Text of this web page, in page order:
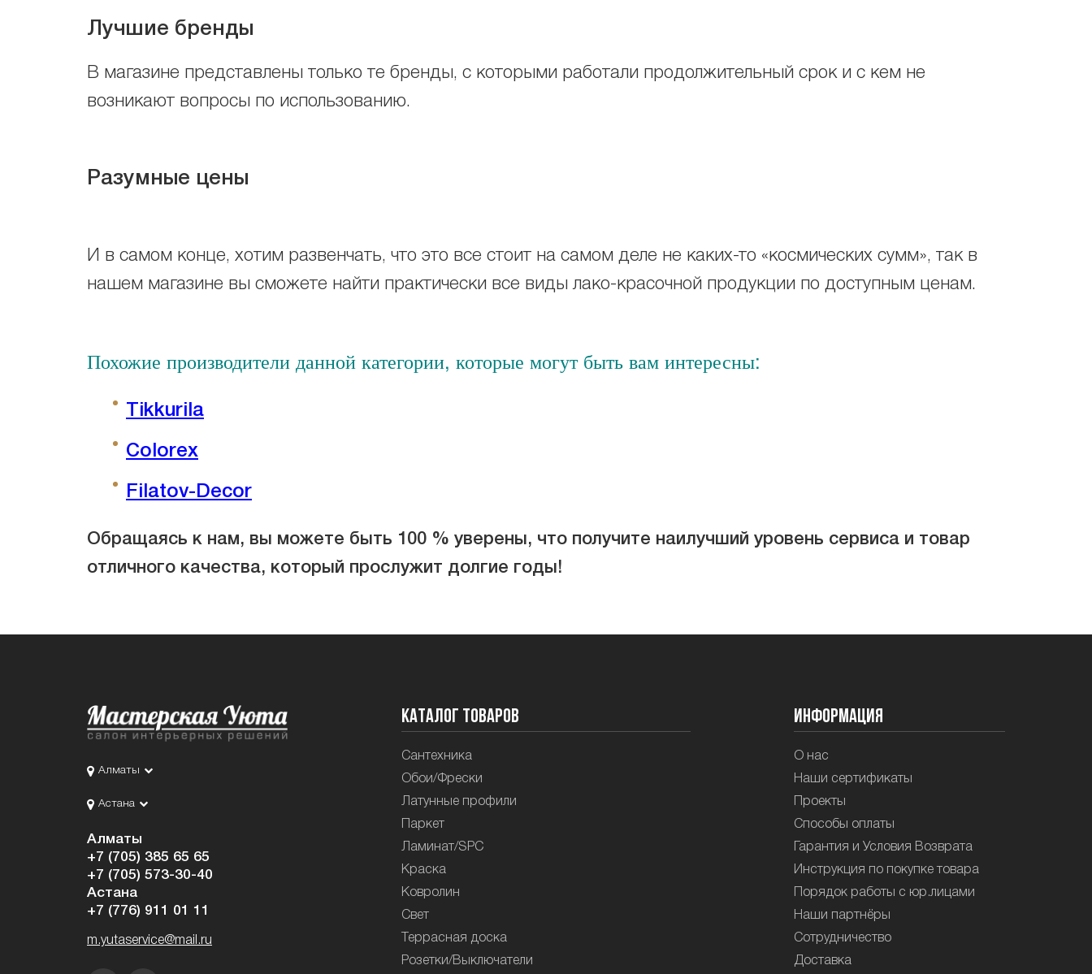
Лучшие бренды
В магазине представлены только те бренды, с которыми работали продолжительный срок и с кем не
возникают вопросы по использованию.
Разумные цены
И в самом конце, хотим развенчать, что это все стоит на самом деле не каких-то «космических сумм», так в
нашем магазине вы сможете найти практически все виды лако-красочной продукции по доступным ценам.
Похожие производители данной категории, которые могут быть вам интересны:
Tikkurila
Colorex
Filatov-Decor
Обращаясь к нам, вы можете быть 100 % уверены, что получите наилучший уровень сервиса и товар
отличного качества, который прослужит долгие годы!
Алматы
Астана
Алматы
+7 (705) 385 65 65
+7 (705) 573-30-40
Астана
+7 (776) 911 01 11
m.yutaservice@mail.ru
Каталог товаров
Сантехника
Обои/Фрески
Латунные профили
Паркет
Ламинат/SPC
Краска
Ковролин
Свет
Террасная доска
Розетки/Выключатели
Информация
О нас
Наши сертификаты
Проекты
Способы оплаты
Гарантия и Условия Возврата
Инструкция по покупке товара
Порядок работы с юр.лицами
Наши партнёры
Сотрудничество
Доставка